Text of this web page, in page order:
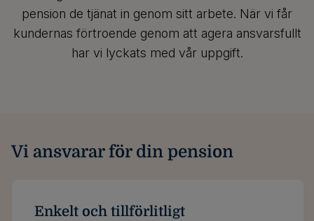
pension de tjänat in genom sitt arbete. När vi får
kundernas förtroende genom att agera ansvarsfullt
har vi lyckats med vår uppgift.
Vi ansvarar för din pension
Enkelt och tillförlitligt